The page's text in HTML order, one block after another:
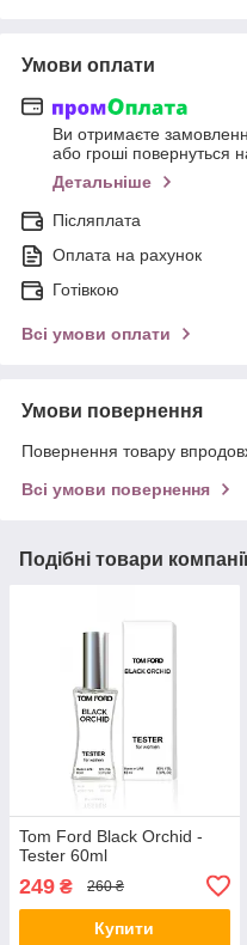
Умови оплати
Ви отримаєте
або гроші повернуться
Детальніше
Післяплата
Оплата на рахунок
Готівкою
Всі умови оплати
Умови повернення
Повернення товару
Всі умови повернення
Подібні товари
Tom Ford Black Orchid -
Tester 60ml
249 ₴ 260 ₴
Купити